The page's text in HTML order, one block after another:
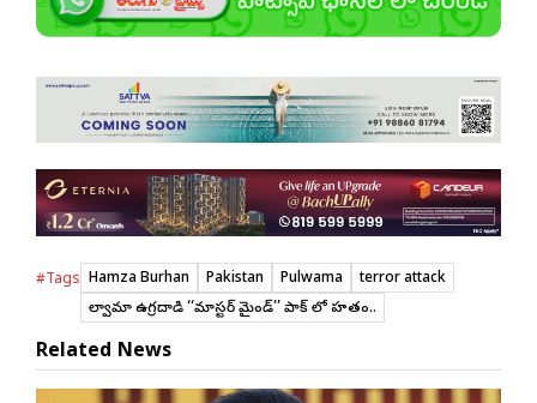
#Tags Hamza Burhan Pakistan Pulwama
terror attack
పుల్వామా ఉగ్రదాడి ‘‘మాస్టర్ మైండ్’’ పాక్ లో హతం..
Related News